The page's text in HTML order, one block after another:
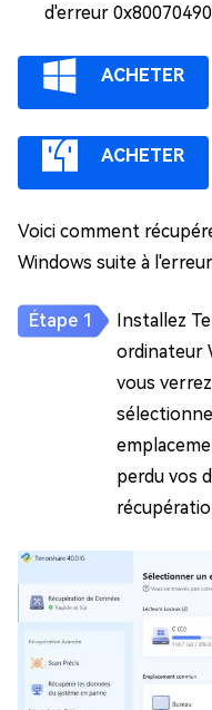
d'erreur
ACHETER
ACHETER
Voici comment
Windows suite à
Installez
ordinateur
vous
perdu vos